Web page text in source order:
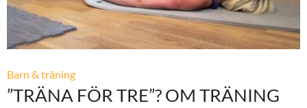
Barn & träning
”TRÄNA FÖR TRE”? OM TRÄNING